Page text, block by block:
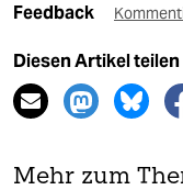
Feedback
Diesen Artikel teilen
Mehr zum